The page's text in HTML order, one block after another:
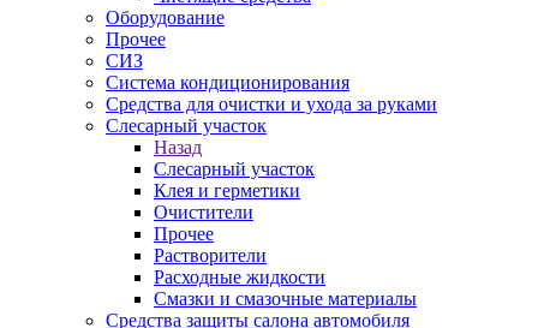
Оборудование
Прочее
СИЗ
Система кондиционирования
Средства для очистки и ухода за руками
Слесарный участок
Назад
Слесарный участок
Клея и герметики
Очистители
Прочее
Растворители
Расходные жидкости
Смазки и смазочные материалы
Средства защиты салона автомобиля